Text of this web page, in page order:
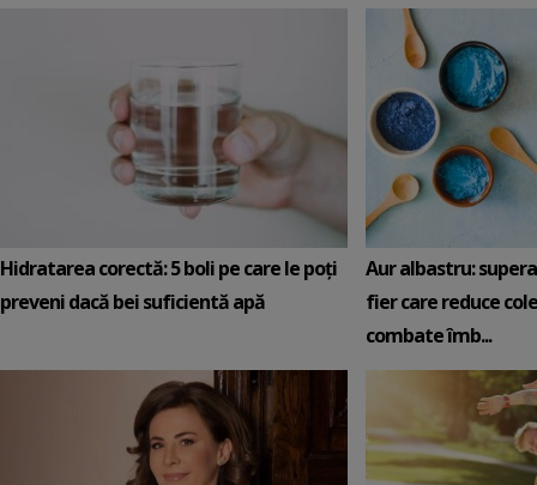
Hidratarea corectă: 5 boli pe care le poți
preveni dacă bei suficientă apă
Aur albastru:
fier care reduce
combate îmb...